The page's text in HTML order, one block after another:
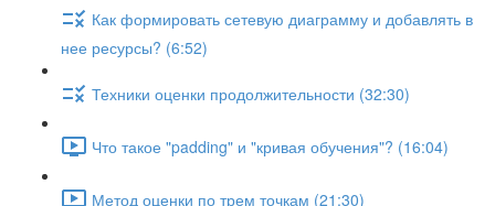
Как формировать сетевую диаграмму и добавлять в
нее ресурсы? (6:52)
Техники оценки продолжительности (32:30)
Что такое "padding" и "кривая обучения"? (16:04)
Метод оценки по трем точкам (21:30)